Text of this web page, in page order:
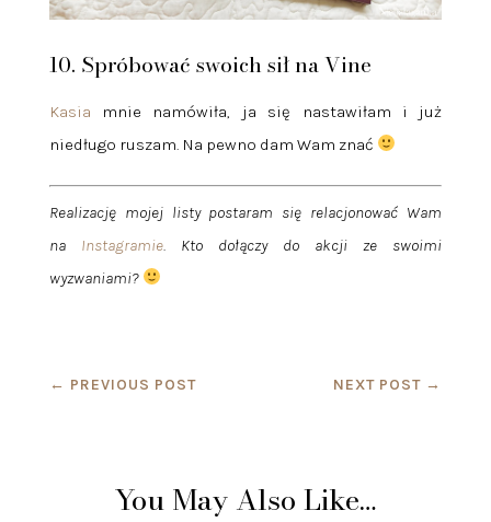
10. Spróbować swoich sił na Vine
Kasia mnie namówiła, ja się nastawiłam i już
niedługo ruszam. Na pewno dam Wam znać
Realizację mojej listy postaram się relacjonować Wam
na Instagramie. Kto dołączy do akcji ze swoimi
wyzwaniami?
← PREVIOUS POST NEXT POST →
You May Also Like…